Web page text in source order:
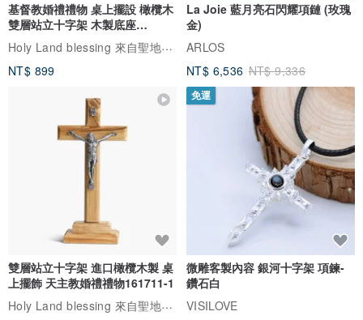
基督教婚禮禮物 桌上擺設 橄欖木
雙層站立十字架 木製底座
161711
Holy Land blessing 來自聖地的祝福
NT$ 899
La Joie 藍月亮石閃耀項鏈 (玫瑰
金)
ARLOS
NT$ 6,536 NT$ 9,336
雙層站立十字架 進口橄欖木製 桌
上擺飾 天主教婚禮禮物161711-1
Holy Land blessing 來自聖地的祝福
免運
微雕客製內容 銀河十字架 項鍊-
鑽石白
VISILOVE